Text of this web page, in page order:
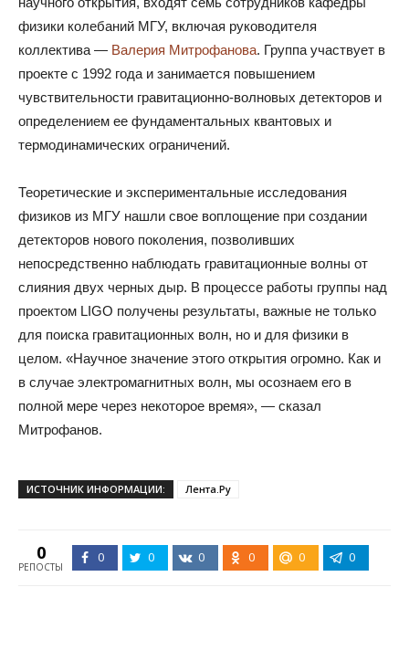
физики колебаний МГУ, включая руководителя
коллектива — Валерия Митрофанова. Группа участвует в
проекте с 1992 года и занимается повышением
чувствительности гравитационно-волновых детекторов и
определением ее фундаментальных квантовых и
термодинамических ограничений.
Теоретические и экспериментальные исследования
физиков из МГУ нашли свое воплощение при создании
детекторов нового поколения, позволивших
непосредственно наблюдать гравитационные волны от
слияния двух черных дыр. В процессе работы группы над
проектом LIGO получены результаты, важные не только
для поиска гравитационных волн, но и для физики в
целом. «Научное значение этого открытия огромно. Как и
в случае электромагнитных волн, мы осознаем его в
полной мере через некоторое время», — сказал
Митрофанов.
ИСТОЧНИК ИНФОРМАЦИИ: Лента.Ру
0
РЕПОСТЫ
0 0 0 0 0 0